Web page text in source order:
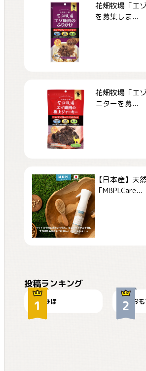
花畑牧場「エ
を募集しま...
花畑牧場「エ
ニターを募...
【日本産】天
「MBPLCare...
投稿ランキング
みほ お